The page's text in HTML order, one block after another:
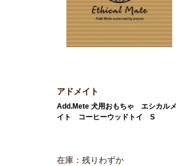
アドメイト
Add.Mete 犬用おもちゃ エシカルメ
イト コーヒーウッドトイ S
在庫：残りわずか